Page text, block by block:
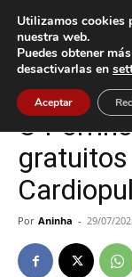
Inicio Cultura / Ocio
Cultura / Ocio O Porriño
O
gratuitos
Por Aninha - 29/07/
Utilizamos cookies
nuestra web.
Puedes obtener
desactivarlas en
Aceptar